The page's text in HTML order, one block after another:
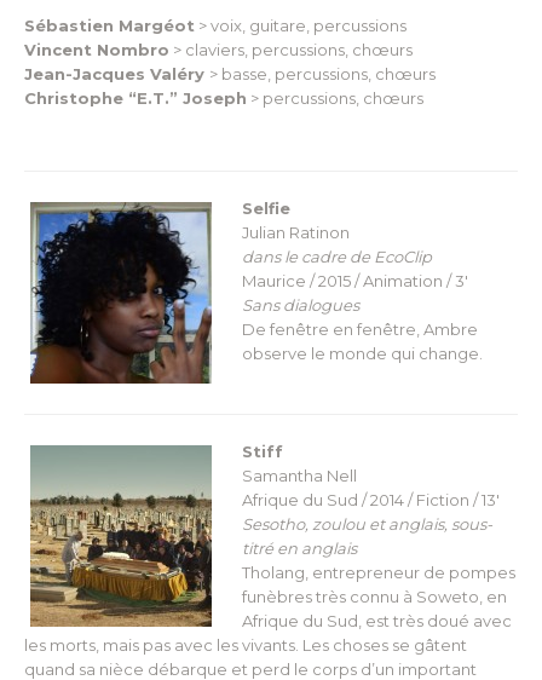
Sébastien Margéot > voix, guitare, percussions
Vincent Nombro > claviers, percussions, chœurs
Jean-Jacques Valéry > basse, percussions, chœurs
Christophe “E.T.” Joseph > percussions, chœurs
Selfie
Julian Ratinon
dans le cadre de EcoClip
Maurice / 2015 / Animation / 3′
Sans dialogues
De fenêtre en fenêtre, Ambre
observe le monde qui change.
Stiff
Samantha Nell
Afrique du Sud / 2014 / Fiction / 13′
Sesotho, zoulou et anglais, sous-
titré en anglais
Tholang, entrepreneur de pompes
funèbres très connu à Soweto, en
Afrique du Sud, est très doué avec
les morts, mais pas avec les vivants. Les choses se gâtent
quand sa nièce débarque et perd le corps d’un important